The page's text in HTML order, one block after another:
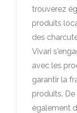
trouverez
produits
des
Vivari
avec les
garantir la
produits.
également